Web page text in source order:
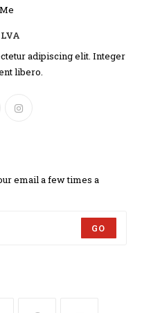
adipiscing elit. Integer
libero.
email a few times a
GO